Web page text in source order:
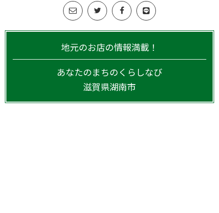
地元のお店の情報満載！
あなたのまちのくらしなび
滋賀県湖南市